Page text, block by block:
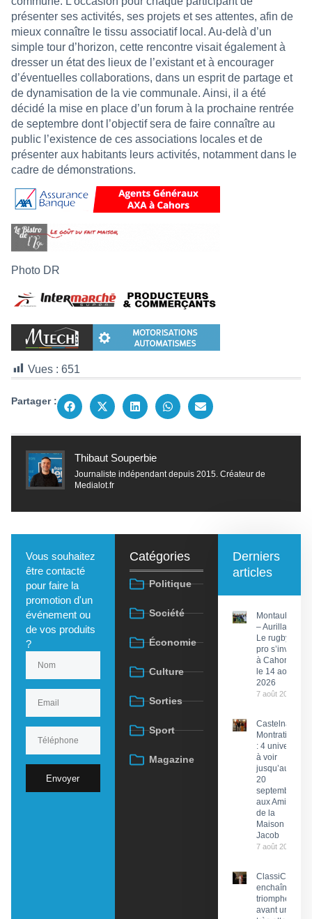
présenter ses activités, ses projets et ses attentes, afin de
mieux connaître le tissu associatif local. Au-delà d’un
simple tour d’horizon, cette rencontre visait également à
dresser un état des lieux de l’existant et à encourager
d’éventuelles collaborations, dans un esprit de partage et
de dynamisation de la vie communale. Ainsi, il a été
décidé la mise en place d’un forum à la prochaine rentrée
de septembre dont l’objectif sera de faire connaître au
public l’existence de ces associations locales et de
présenter aux habitants leurs activités, notamment dans le
cadre de démonstrations.
Photo DR
Vues : 651
Partager :
Thibaut Souperbie
Journaliste indépendant depuis 2015. Créateur de
Medialot.fr
Vous souhaitez
être contacté
pour faire la
promotion d'un
événement ou
de vos produits
?
Envoyer
Catégories
Politique
Société
Économie
Culture
Sorties
Sport
Magazine
Derniers
articles
Montauban
– Aurillac :
Le rugby
pro s’invite
à Cahors
le 14 août
2026
7 août 2026
Castelnau-
Montratier
: 4 univers
à voir
jusqu’au
20
septembre
aux Amis
de la
Maison
Jacob
7 août 2026
ClassiCahors
enchaîne les
triomphes
avant un final